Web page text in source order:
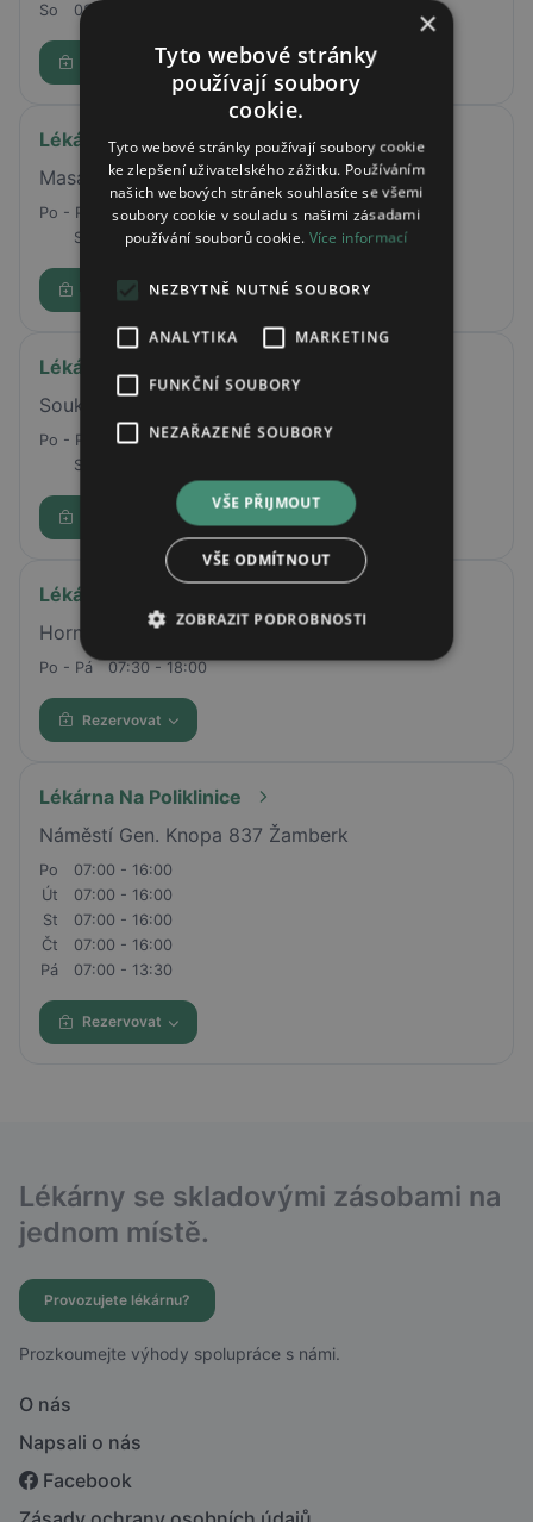
So
08:00 - 15:30
Rezervovat
Lékárna U České koruny
Masarykovo náměstí 135, Jilemnice, 51401
Po - Pá
07:30 - 17:00
So
07:30 - 11:00
Rezervovat
Lékárna U Orla
Soukenné nám. 4, Liberec
Po - Pá
07:00 - 19:00
So
Lékárna AVE
Horní náměstí 104/1, Opava, 74601
Po - Pá 07:30 - 18:00
Rezervovat
Lékárna Na Poliklinice
Náměstí Gen. Knopa 837 Žamberk
Po
07:00 - 16:00
Út
07:00 - 16:00
St
07:00 - 16:00
Čt
07:00 - 16:00
Pá
07:00 - 13:30
Rezervovat
Lékárny se skladovými zásobami na
jednom místě.
Provozujete lékárnu?
Prozkoumejte výhody spolupráce s námi.
O nás
Napsali o nás
Facebook
×
Tyto webové stránky
používají soubory
cookie.
Tyto webové stránky používají soubory cookie
ke zlepšení uživatelského zážitku. Používáním
našich webových stránek souhlasíte se všemi
soubory cookie v souladu s našimi zásadami
používání souborů cookie. Více informací
NEZBYTNĚ NUTNÉ SOUBORY
ANALYTIKA MARKETING
FUNKČNÍ SOUBORY
NEZAŘAZENÉ SOUBORY
VŠE PŘIJMOUT
VŠE ODMÍTNOUT
ZOBRAZIT PODROBNOSTI